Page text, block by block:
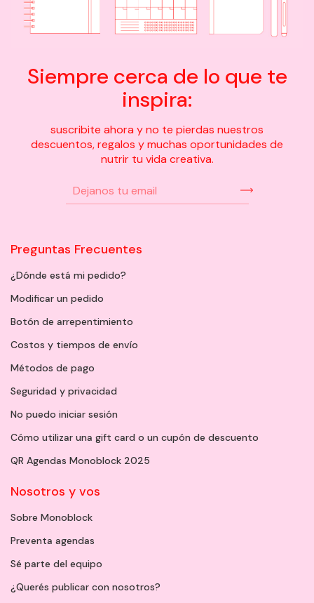
Siempre cerca de lo que te
inspira:
suscribite ahora y no te pierdas nuestros
descuentos, regalos y muchas oportunidades de
nutrir tu vida creativa.
Preguntas Frecuentes
¿Dónde está mi pedido?
Modificar un pedido
Botón de arrepentimiento
Costos y tiempos de envío
Métodos de pago
Seguridad y privacidad
No puedo iniciar sesión
Cómo utilizar una gift card o un cupón de descuento
QR Agendas Monoblock 2025
Nosotros y vos
Sobre Monoblock
Preventa agendas
Sé parte del equipo
¿Querés publicar con nosotros?